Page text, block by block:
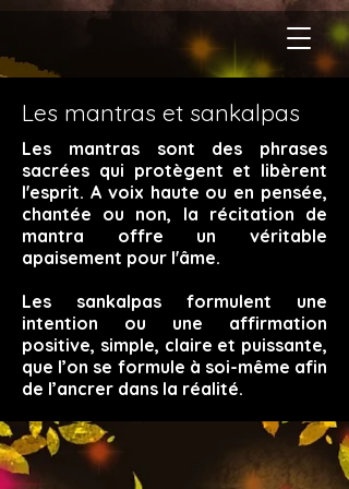
Les mantras et sankalpas
Les mantras sont des phrases
sacrées qui protègent et libèrent
l'esprit. A voix haute ou en pensée,
chantée ou non, la récitation de
mantra offre un véritable
apaisement pour l'âme.
Les sankalpas formulent une
intention ou une affirmation
positive, simple, claire et puissante,
que l’on se formule à soi-même afin
de l’ancrer dans la réalité.